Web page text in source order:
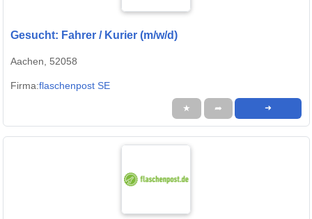
Gesucht: Fahrer / Kurier (m/w/d)
Aachen, 52058
Firma:flaschenpost SE
★ ➦ ➜